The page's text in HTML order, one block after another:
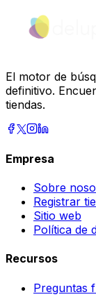
El motor de
definitivo.
tiendas.
Empresa
Sobre
Registrar
Sitio web
Política de
Recursos
Preguntas